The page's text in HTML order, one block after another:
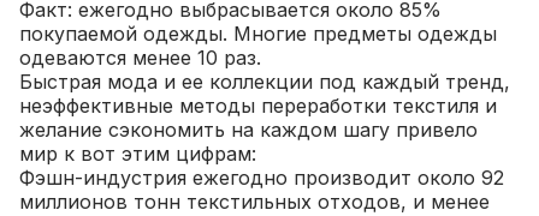
Факт: ежегодно выбрасывается около 85%
покупаемой одежды. Многие предметы одежды
одеваются менее 10 раз.
Быстрая мода и ее коллекции под каждый тренд,
неэффективные методы переработки текстиля и
желание сэкономить на каждом шагу привело
мир к вот этим цифрам:
Фэшн-индустрия ежегодно производит около 92
миллионов тонн текстильных отходов, и менее